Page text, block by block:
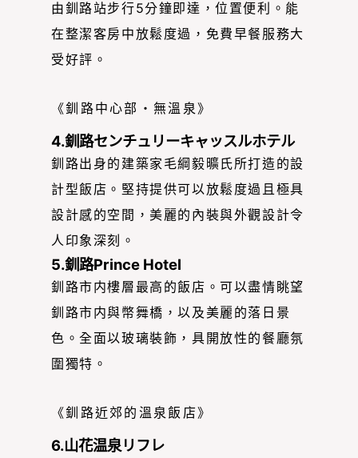
由釧路站步行5分鐘即達，位置便利。能
在整潔客房中放鬆度過，免費早餐服務大
受好評。
《釧路中心部・無溫泉》
4.釧路センチュリーキャッスルホテル
釧路出身的建築家毛綱毅曠氏所打造的設
計型飯店。堅持提供可以放鬆度過且極具
設計感的空間，美麗的內裝與外觀設計令
人印象深刻。
5.釧路Prince Hotel
釧路市内樓層最高的飯店。可以盡情眺望
釧路市内與幣舞橋，以及美麗的落日景
色。全面以玻璃裝飾，具開放性的餐廳氛
圍獨特。
《釧路近郊的溫泉飯店》
6.山花温泉リフレ